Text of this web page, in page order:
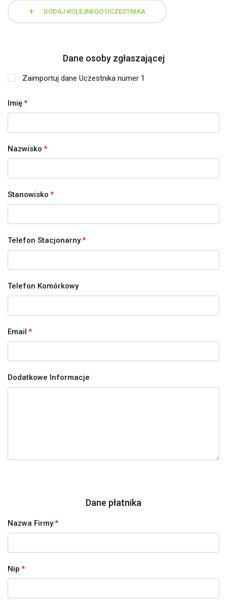
+ DODAJ KOLEJNEGO UCZESTNIKA
Dane osoby zgłaszającej
Zaimportuj dane Uczestnika numer 1
Imię*
Nazwisko *
Stanowisko *
Telefon Stacjonarny*
Telefon Komórkowy
Email *
Dodatkowe Informacje
Dane płatnika
Nazwa Firmy*
Nip *